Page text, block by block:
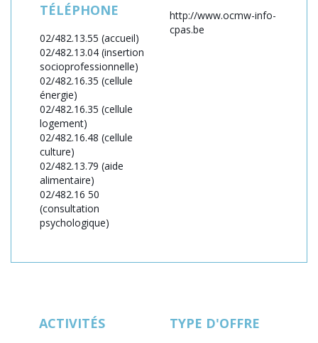
TÉLÉPHONE
02/482.13.55 (accueil)
02/482.13.04 (insertion
socioprofessionnelle)
02/482.16.35 (cellule
énergie)
02/482.16.35 (cellule
logement)
02/482.16.48 (cellule
culture)
02/482.13.79 (aide
alimentaire)
02/482.16 50
(consultation
psychologique)
http://www.ocmw-info-
cpas.be
ACTIVITÉS TYPE D'OFFRE